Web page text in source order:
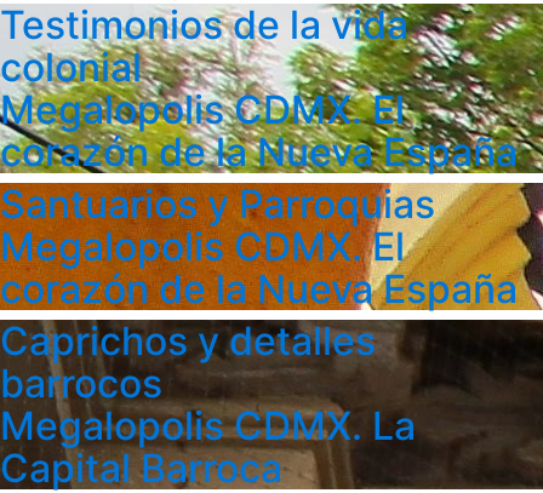
Testimonios de la vida
colonial
Megalopolis CDMX. El
corazón de la Nueva España
Santuarios y Parroquias
Megalopolis CDMX. El
corazón de la Nueva España
Caprichos y detalles
barrocos
Megalopolis CDMX. La
Capital Barroca